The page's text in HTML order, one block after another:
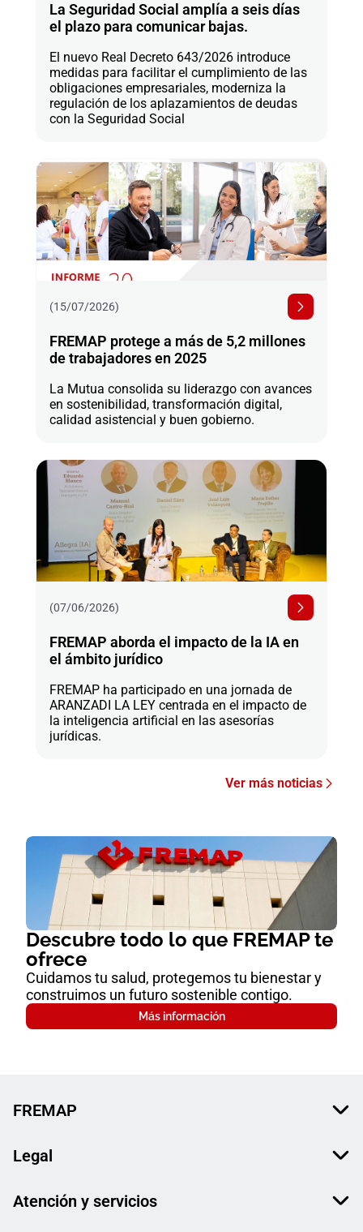
La Seguridad Social amplía a seis días
el plazo para comunicar bajas.
El nuevo Real Decreto 643/2026 introduce
medidas para facilitar el cumplimiento de las
obligaciones empresariales, moderniza la
regulación de los aplazamientos de deudas
con la Seguridad Social
(15/07/2026)
FREMAP protege a más de 5,2 millones
de trabajadores en 2025
La Mutua consolida su liderazgo con avances
en sostenibilidad, transformación digital,
calidad asistencial y buen gobierno.
(07/06/2026)
FREMAP aborda el impacto de la IA en
el ámbito jurídico
FREMAP ha participado en una jornada de
ARANZADI LA LEY centrada en el impacto de
la inteligencia artificial en las asesorías
jurídicas.
Ver más noticias
Descubre todo lo que FREMAP te
ofrece
Cuidamos tu salud, protegemos tu bienestar y
construimos un futuro sostenible contigo.
Más información
FREMAP
Legal
Atención y servicios